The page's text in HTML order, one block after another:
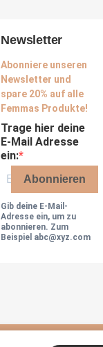
Newsletter
Abonniere unseren
Newsletter und
spare 20% auf alle
Femmas Produkte!
Trage hier deine
E-Mail Adresse
ein:
Abonnieren
Gib deine E-Mail-
Adresse ein, um zu
abonnieren. Zum
Beispiel abc@xyz.com